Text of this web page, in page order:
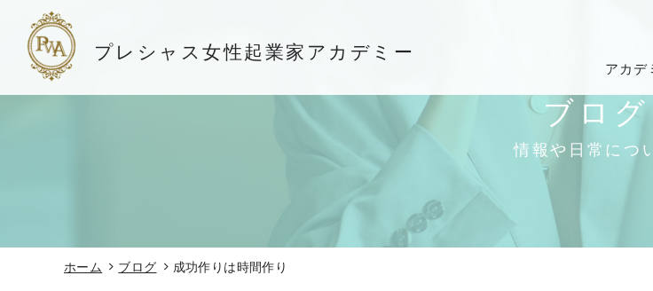
プレシャス女性起業家アカデミー
アカデ
ブログ
情報や日常につ
ホーム ブログ 成功作りは時間作り